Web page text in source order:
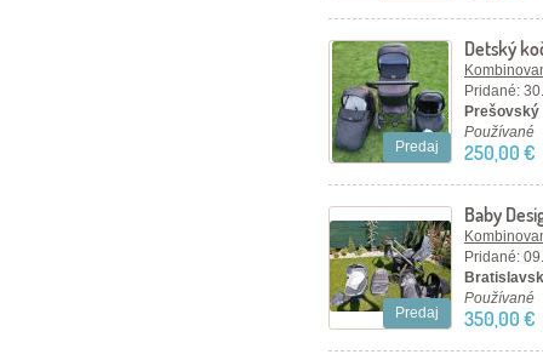
Predaj
Detský
Pridané:
Používané
250,00 €
Predaj
Baby
vajíčko
Pridané:
Používané
350,00 €